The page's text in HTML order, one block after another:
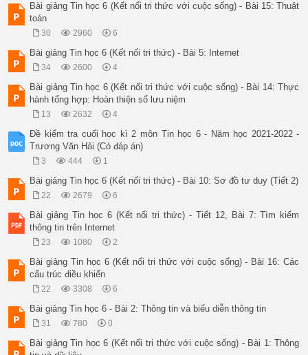
Bài giảng Tin học 6 (Kết nối tri thức với cuộc sống) - Bài 15: Thuật
toán
30 2960 6
Bài giảng Tin học 6 (Kết nối tri thức) - Bài 5: Internet
34 2600 4
Bài giảng Tin học 6 (Kết nối tri thức với cuộc sống) - Bài 14: Thực
hành tổng hợp: Hoàn thiện sổ lưu niệm
13 2632 4
Đề kiểm tra cuối học kì 2 môn Tin học 6 - Năm học 2021-2022 -
Trương Văn Hải (Có đáp án)
3 444 1
Bài giảng Tin học 6 (Kết nối tri thức) - Bài 10: Sơ đồ tư duy (Tiết 2)
22 2679 6
Bài giảng Tin học 6 (Kết nối tri thức) - Tiết 12, Bài 7: Tìm kiếm
thông tin trên Internet
23 1080 2
Bài giảng Tin học 6 (Kết nối tri thức với cuộc sống) - Bài 16: Các
cấu trúc điều khiển
22 3308 6
Bài giảng Tin học 6 - Bài 2: Thông tin và biểu diễn thông tin
31 780 0
Bài giảng Tin học 6 (Kết nối tri thức với cuộc sống) - Bài 1: Thông